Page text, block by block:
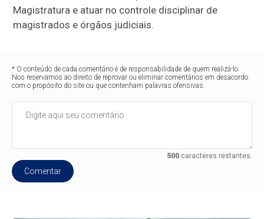
Magistratura e atuar no controle disciplinar de
magistrados e órgãos judiciais.
* O conteúdo de cada comentário é de responsabilidade de quem realizá-lo.
Nos reservamos ao direito de reprovar ou eliminar comentários em desacordo
com o propósito do site ou que contenham palavras ofensivas.
500caracteres restantes.
Comentar